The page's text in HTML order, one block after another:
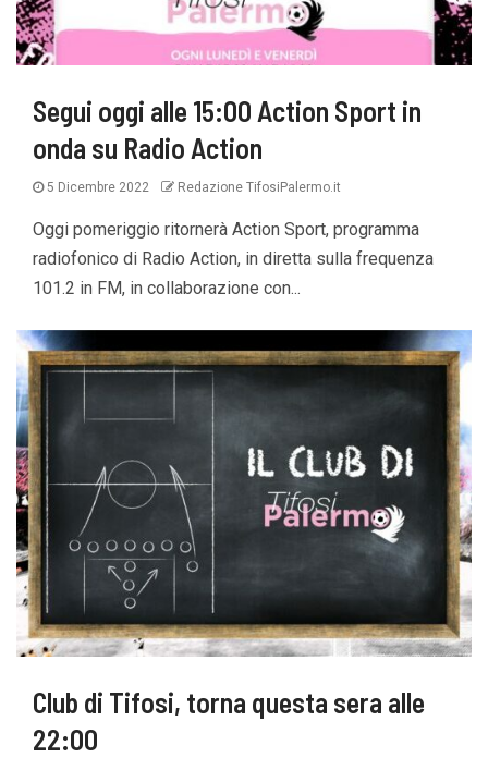
Segui oggi alle 15:00 Action Sport in
onda su Radio Action
5 Dicembre 2022 Redazione TifosiPalermo.it
Oggi pomeriggio ritornerà Action Sport, programma
radiofonico di Radio Action, in diretta sulla frequenza
101.2 in FM, in collaborazione con...
Club di Tifosi, torna questa sera alle
22:00